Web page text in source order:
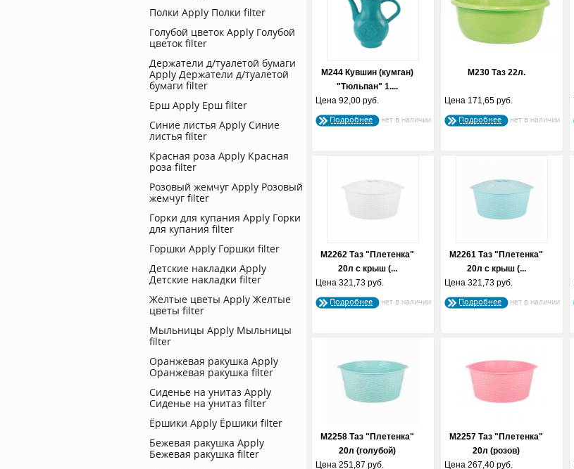
Полки Apply Полки filter
Голубой цветок Apply Голубой
цветок filter
Держатели д/туалетой бумаги
Apply Держатели д/туалетой
бумаги filter
Ерш Apply Ерш filter
Синие листья Apply Синие
листья filter
Красная роза Apply Красная
роза filter
Розовый жемчуг Apply Розовый
жемчуг filter
Горки для купания Apply Горки
для купания filter
Горшки Apply Горшки filter
Детские накладки Apply
Детские накладки filter
Желтые цветы Apply Желтые
цветы filter
Мыльницы Apply Мыльницы
filter
Оранжевая ракушка Apply
Оранжевая ракушка filter
Сиденье на унитаз Apply
Сиденье на унитаз filter
Ёршики Apply Ёршики filter
Бежевая ракушка Apply
Бежевая ракушка filter
М244 Кувшин (кумган)
"Тюльпан" 1....
Цена 92,00 руб.
Подробнее
М230 Таз 22л.
Цена 171,65 руб.
Подробнее
М2262 Таз "Плетенка"
20л с крыш (...
Цена 321,73 руб.
Подробнее
М2261 Таз "Плетенка"
20л с крыш (...
Цена 321,73 руб.
Подробнее
М2258 Таз "Плетенка"
20л (голубой)
Цена 251,87 руб.
М2257 Таз "Плетенка"
20л (розов)
Цена 267,40 руб.